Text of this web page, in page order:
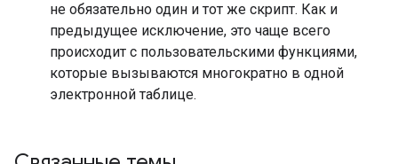
не обязательно один и тот же скрипт. Как и
предыдущее исключение, это чаще всего
происходит с пользовательскими функциями,
которые вызываются многократно в одной
электронной таблице.